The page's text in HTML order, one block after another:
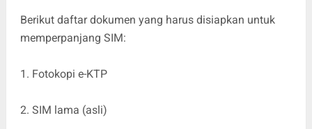
Berikut daftar dokumen yang harus disiapkan untuk
memperpanjang SIM:
1. Fotokopi e-KTP
2. SIM lama (asli)